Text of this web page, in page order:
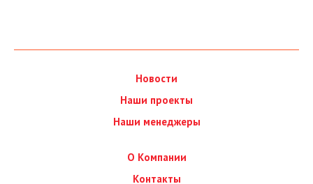
Новости
Наши проекты
Наши менеджеры
О Компании
Контакты